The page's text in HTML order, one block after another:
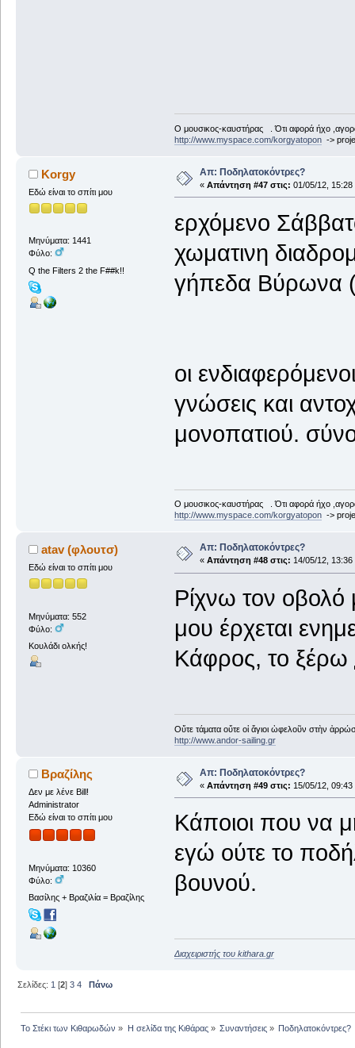
Ο μουσικος-καυστήρας . Ότι αφορά ήχο
http://www.myspace.com/korgyatopon->
Korgy
Εδώ είναι το σπίτι μου
Μηνύματα: 1441
Φύλο:
Q the Filters 2 the F##k!!
Απ: Ποδηλατοκόντρες?
« Απάντηση #47 στις: 01/05/12, 15:28
ερχόμενο
χωματινη
γήπεδα Βύρωνα
οι
γνώσεις και
μονοπατιού.
Ο μουσικος-καυστήρας . Ότι αφορά ήχο
http://www.myspace.com/korgyatopon->
atav (φλουτσ)
Εδώ είναι το σπίτι μου
Μηνύματα: 552
Φύλο:
Κουλάδι ολκής!
Απ: Ποδηλατοκόντρες?
« Απάντηση #48 στις: 14/05/12, 13:36
Ρίχνω τον οβολό
μου έρχεται
Κάφρος, το ξέρω
Οὔτε τάματα οὔτε οἱ ἅγιοι ὠφελοῦν στὴν
http://www.andor-sailing.gr
Βραζίλης
Δεν με λένε Bill!
Administrator
Εδώ είναι το σπίτι μου
Μηνύματα: 10360
Φύλο:
Βασίλης + Βραζιλία = Βραζίλης
Απ: Ποδηλατοκόντρες?
« Απάντηση #49 στις: 15/05/12, 09:43
Κάποιοι που να
εγώ ούτε το
βουνού.
Διαχειριστής του kithara.gr
Σελίδες: 1 [2]3 4 Πάνω
Το Στέκι των Κιθαρωδών » Η σελίδα της Κιθάρας» Συναντήσεις» Ποδηλατοκόντρες?